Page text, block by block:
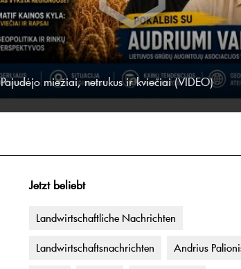
Pajudėjo miežiai, netrukus ir kviečiai (VIDEO)
Jetzt beliebt
Landwirtschaftliche Nachrichten
Landwirtschaftsnachrichten Andrius